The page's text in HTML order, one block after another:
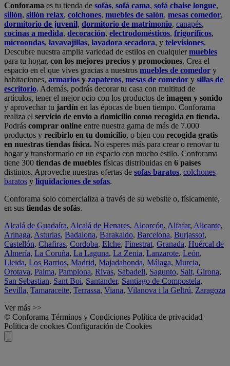
Conforama es tu tienda de sofás, sofá cama, sofá chaise longue,
sillón, sillón relax, colchones, muebles de salón, mesas comedor,
dormitorio de juvenil, dormitorio de matrimonio, canapés,
cocinas a medida, decoración, electrodomésticos, frigoríficos,
microondas, lavavajillas, lavadora secadora, y televisiones.
Descubre nuestra amplia variedad de estilos en cualquiermuebles
para tu hogar, con los mejores precios y promociones. Crea el
espacio en el que vives gracias a nuestros muebles de comedor y
habitaciones, armarios y zapateros, mesas de comedor y sillas de
escritorio. Además, podrás decorar tu casa con multitud de
artículos, tener el mejor ocio con los productos de imagen y sonido
y aprovechar tu jardín en las épocas de buen tiempo. Conforama
realiza el servicio de envío a domicilio como recogida en tienda.
Podrás comprar online entre nuestra gama de más de 7.000
productos y recibirlo en tu domicilio, o bien con recogida gratis
en nuestras tiendas física. No esperes más para crear o renovar tu
hogar y transformarlo en un espacio con mucho estilo. Conforama
tiene 300 tiendas de muebles físicas distribuidas en 6 países
distintos. Aproveche nuestras ofertas de sofas baratos, colchones
baratos y liquidaciones de sofas.
Conforama solo comercializa a través de su website o, físicamente,
en sus tiendas de sofás.
Alcalá de Guadaíra, Alcalá de Henares, Alcorcón, Alfafar, Alicante,
Arinaga, Asturias, Badalona, Barakaldo, Barcelona, Burjassot,
Castellón, Chafiras, Cordoba, Elche, Finestrat, Granada, Huércal de
Almería, La Coruña, La Laguna, La Zenia, Lanzarote, León,
Lleida, Los Barrios, Madrid, Majadahonda, Málaga, Murcia,
Orotava, Palma, Pamplona, Rivas, Sabadell, Sagunto, Salt, Girona,
San Sebastian, Sant Boi, Santander, Santiago de Compostela,
Sevilla, Tamaraceite, Terrassa, Viana, Vilanova i la Geltrú, Zaragoza
Ver más >>
© Conforama Términos y Condiciones Política de privacidad
Política de cookies Configuración de Cookies